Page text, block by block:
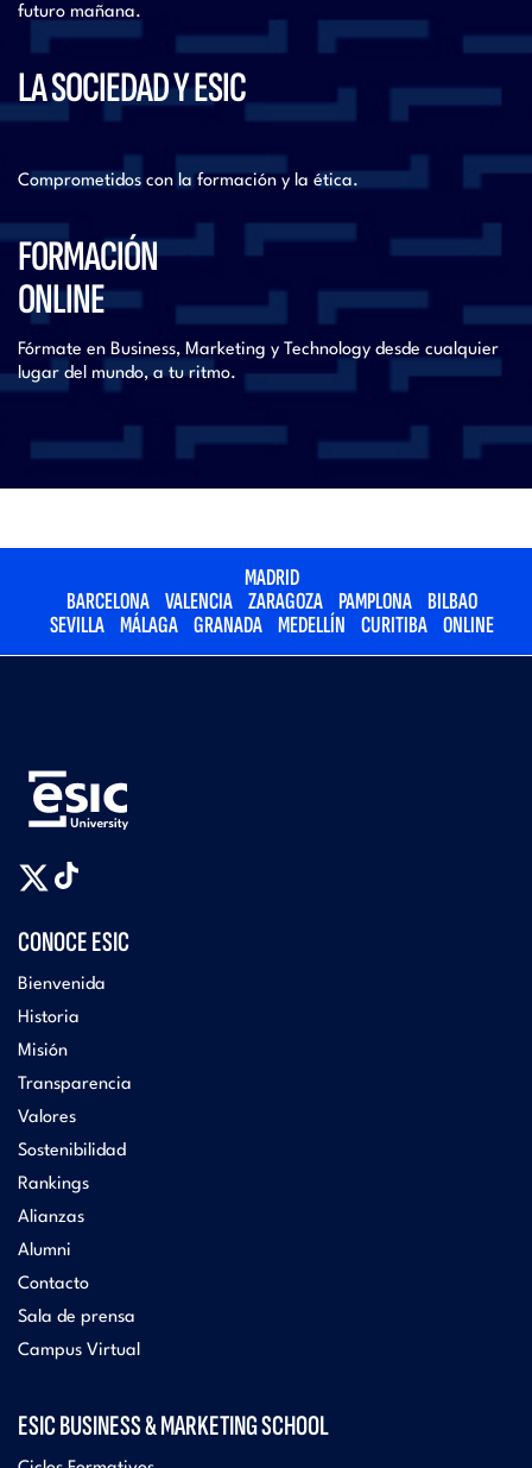
futuro mañana.
LA SOCIEDAD Y ESIC
Comprometidos con la formación y la ética.
FORMACIÓN
ONLINE
Fórmate en Business, Marketing y Technology desde cualquier
lugar del mundo, a tu ritmo.
MADRID
BARCELONA VALENCIA ZARAGOZA PAMPLONA BILBAO
SEVILLA MÁLAGA GRANADA MEDELLÍN CURITIBA ONLINE
CONOCE ESIC
Bienvenida
Historia
Misión
Transparencia
Valores
Sostenibilidad
Rankings
Alianzas
Alumni
Contacto
Sala de prensa
Campus Virtual
ESIC BUSINESS & MARKETING SCHOOL